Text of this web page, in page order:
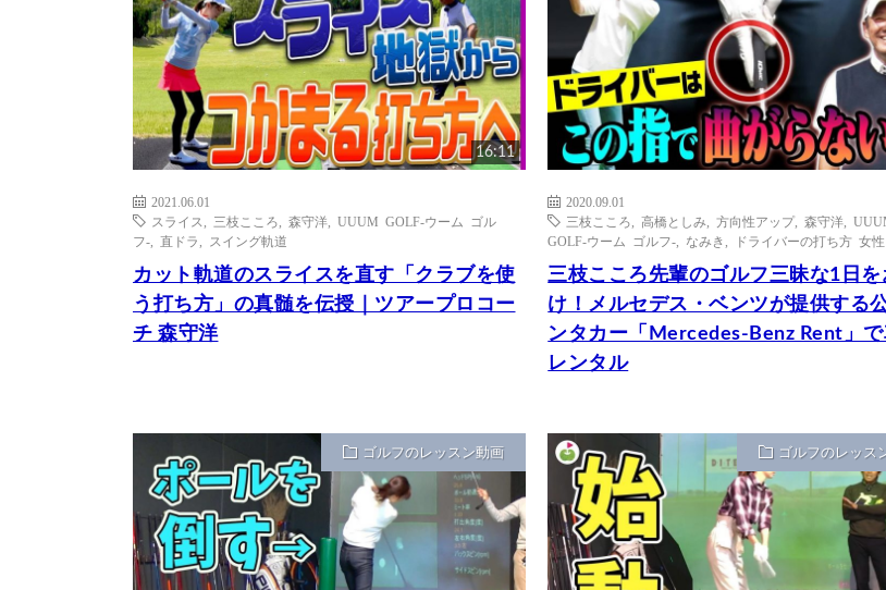
16:11
2021.06.01
スライス
三枝こころ 森守洋
UUUM GOLF-ウーム ゴル
フ-
直ドラ スイング軌道
カット軌道のスライスを直す「クラブを使
う打ち方」の真髄を伝授｜ツアープロコー
チ 森守洋
2020.09.01
三枝こころ
,高橋としみ ,方向性アップ,森守洋 ,
GOLF-ウーム ゴルフ-
なみき ドライバーの打ち方 女性
三枝こころ先輩のゴルフ三昧な1日を
け！メルセデス・ベンツが提供する
ンタカー「Mercedes-Benz Rent」で
レンタル
ゴルフのレッスン動画 ゴルフのレッス